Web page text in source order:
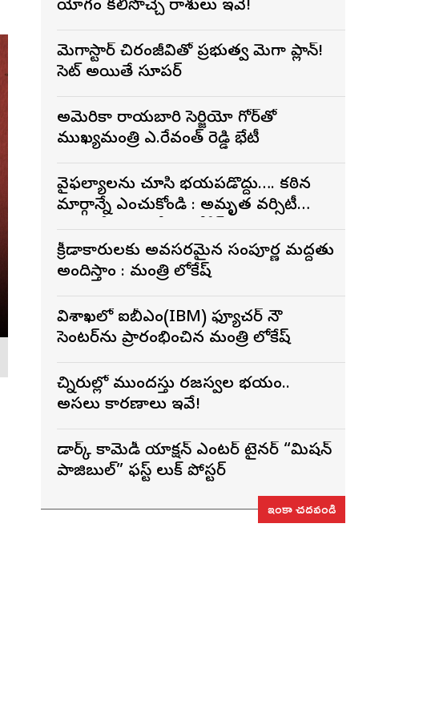
యోగం కలిసొచ్చే రాశులు ఇవే!
మెగాస్టార్ చిరంజీవితో ప్రభుత్వ మెగా ప్లాన్!
సెట్ అయితే సూపర్
అమెరికా రాయబారి సెర్జియో గోర్‌తో
ముఖ్యమంత్రి ఎ.రేవంత్ రెడ్డి భేటీ
వైఫల్యాలను చూసి భయపడొద్దు…. కఠిన
మార్గాన్నే ఎంచుకోండి : అమృత వర్సిటీ
క్రీడాకారులకు అవసరమైన సంపూర్ణ మద్దతు
అందిస్తాం : మంత్రి లోకేష్
విశాఖలో ఐబీఎం(IBM) ఫ్యూచర్ నౌ
సెంటర్‌ను ప్రారంభించిన మంత్రి లోకేష్
చిన్నారుల్లో ముందస్తు రజస్వల భయం..
అసలు కారణాలు ఇవే!
డార్క్ కామెడీ యాక్షన్ ఎంటర్ టైనర్ “మిషన్
పాజిబుల్” ఫస్ట్ లుక్ పోస్టర్
ఇంకా చదవండి